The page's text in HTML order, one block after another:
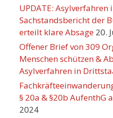
UPDATE: Asylverfahren
Sachstandsbericht der
erteilt klare Absage 20.
Offener Brief von 309
Menschen schützen &
Asylverfahren in
§ 20a & §20b AufenthG
2024